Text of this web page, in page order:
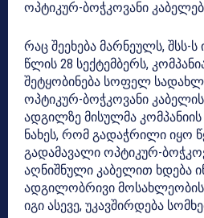
ოპტიკურ-ბოჭკოვანი
რაც შეეხება მარნეულს, შსს-
წლის 28 სექტემბერს,
შეტყობინება სოფელ
ოპტიკურ-ბოჭკოვანი კაბელის
ადგილზე მისულმა
ნახეს, რომ გადაჭრილი იყო
გადამავალი ოპტიკურ-
აღნიშნული კაბელით ხდება
ადგილობრივი
იგი ასევე, უკავშირდება